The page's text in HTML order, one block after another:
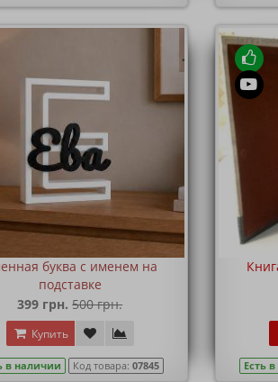
буква с именем на
подставке
399 грн. 500 грн.
Купить
в наличии Код товара:07845 Есть